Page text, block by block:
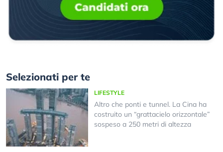
Selezionati per te
LIFESTYLE
Altro che ponti e tunnel. La Cina ha
costruito un “grattacielo orizzontale”
sospeso a 250 metri di altezza